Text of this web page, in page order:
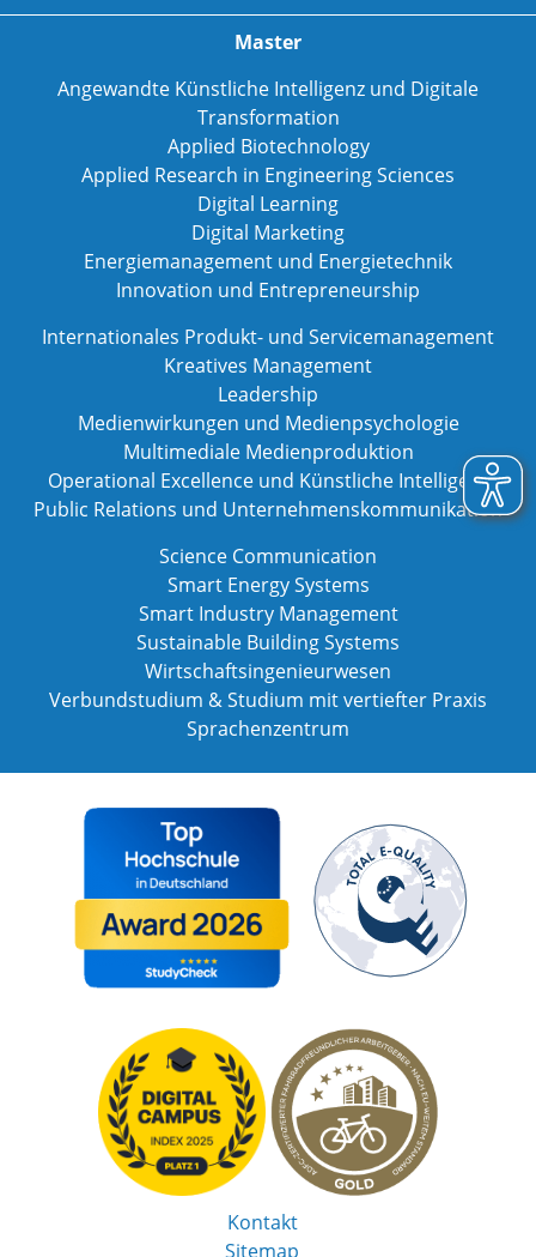
Master
Angewandte Künstliche Intelligenz und Digitale
Transformation
Applied Biotechnology
Applied Research in Engineering Sciences
Digital Learning
Digital Marketing
Energiemanagement und Energietechnik
Innovation und Entrepreneurship
Internationales Produkt- und Servicemanagement
Kreatives Management
Leadership
Medienwirkungen und Medienpsychologie
Multimediale Medienproduktion
Operational Excellence und Künstliche Intelligenz
Public Relations und Unternehmenskommunikation
Science Communication
Smart Energy Systems
Smart Industry Management
Sustainable Building Systems
Wirtschaftsingenieurwesen
Verbundstudium & Studium mit vertiefter Praxis
Sprachenzentrum
Kontakt
Sitemap